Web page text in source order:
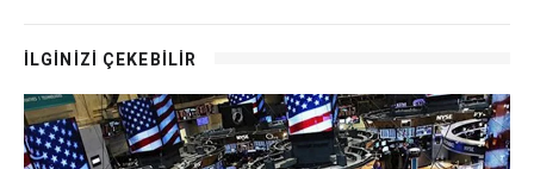
İLGİNİZİ ÇEKEBİLİR